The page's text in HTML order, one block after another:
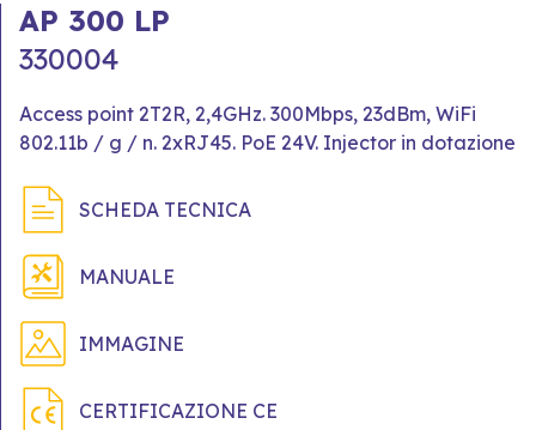
AP 300 LP
330004
Access point 2T2R, 2,4GHz. 300Mbps, 23dBm, WiFi
802.11b / g / n. 2xRJ45. PoE 24V. Injector in dotazione
SCHEDA TECNICA
MANUALE
IMMAGINE
CERTIFICAZIONE CE